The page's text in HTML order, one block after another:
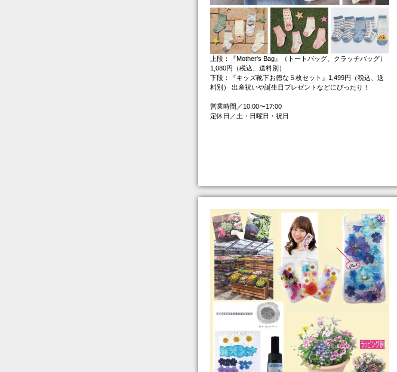
上段：『Mother's Bag』（トートバッグ、クラッチバッグ）
1,080円（税込、送料別）
下段：『キッズ靴下お徳な５枚セット』1,499円（税込、送
料別） 出産祝いや誕生日プレゼントなどにぴったり！
営業時間／10:00〜17:00
定休日／土・日曜日・祝日